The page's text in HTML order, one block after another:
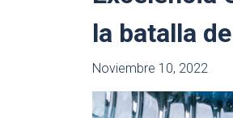
la batalla
Noviembre 10, 2022